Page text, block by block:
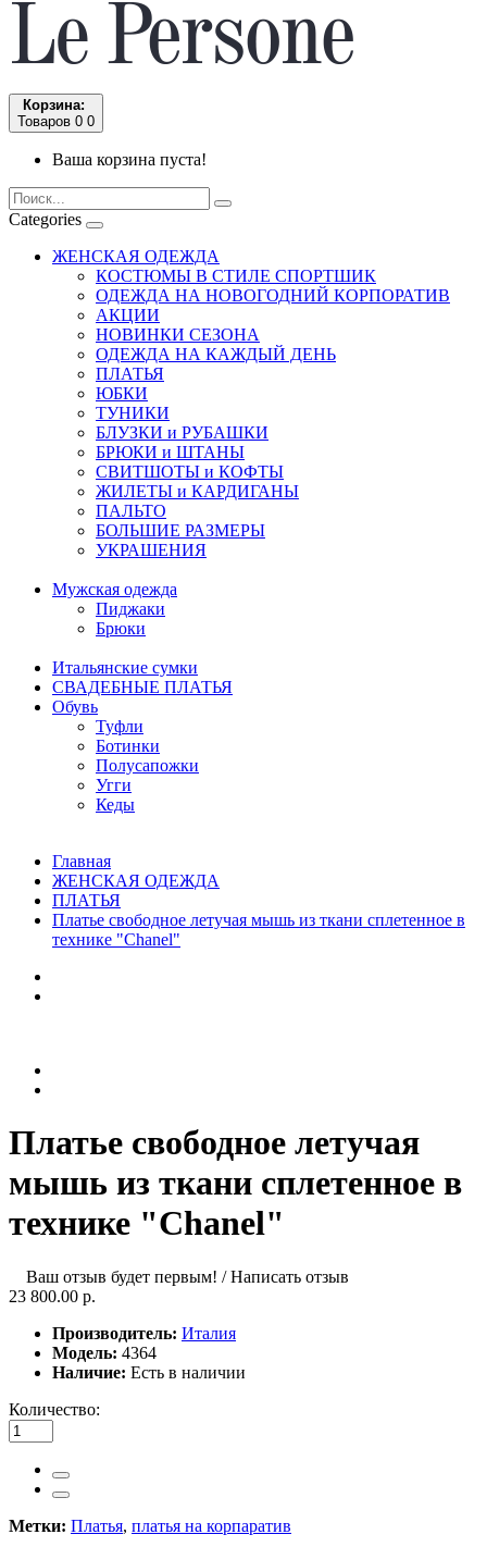
Корзина:
Товаров 0 0
Ваша корзина пуста!
Categories
ЖЕНСКАЯ ОДЕЖДА
КОСТЮМЫ В СТИЛЕ СПОРТШИК
ОДЕЖДА НА НОВОГОДНИЙ КОРПОРАТИВ
АКЦИИ
НОВИНКИ СЕЗОНА
ОДЕЖДА НА КАЖДЫЙ ДЕНЬ
ПЛАТЬЯ
ЮБКИ
ТУНИКИ
БЛУЗКИ и РУБАШКИ
БРЮКИ и ШТАНЫ
СВИТШОТЫ и КОФТЫ
ЖИЛЕТЫ и КАРДИГАНЫ
ПАЛЬТО
БОЛЬШИЕ РАЗМЕРЫ
УКРАШЕНИЯ
Мужская одежда
Пиджаки
Брюки
Итальянские сумки
СВАДЕБНЫЕ ПЛАТЬЯ
Обувь
Туфли
Ботинки
Полусапожки
Угги
Кеды
Главная
ЖЕНСКАЯ ОДЕЖДА
ПЛАТЬЯ
Платье свободное летучая мышь из ткани сплетенное в
технике "Сhanel"
Платье свободное летучая
мышь из ткани сплетенное в
технике "Сhanel"
Ваш отзыв будет первым! /Написать отзыв
23 800.00 р.
Производитель: Италия
Модель: 4364
Наличие: Есть в наличии
Количество:
Метки: Платья, платья на корпаратив